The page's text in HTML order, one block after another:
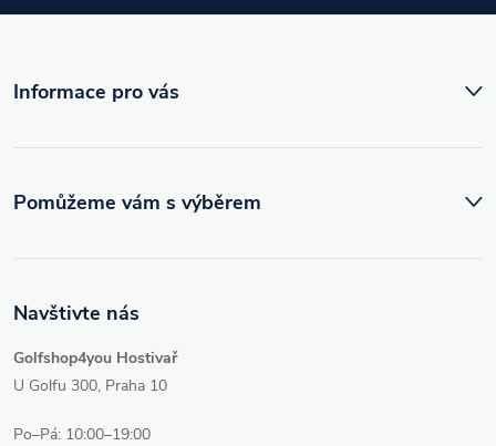
Informace pro vás
Navštivte nás
Golfshop4you Hostivař
U Golfu 300, Praha 10
Po–Pá: 10:00–19:00
Pomůžeme vám s výběrem